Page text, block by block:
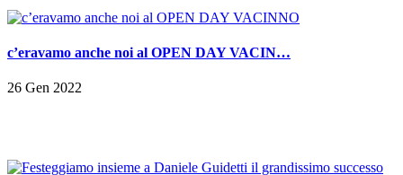
c’eravamo anche noi al OPEN DAY VACIN…
26 Gen 2022